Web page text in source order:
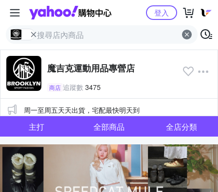
Yahoo購物中心
登入
魔吉克運動用品專營店
商店 追蹤數 3475
公告
周一至周五天天出貨，宅配最快明天到
主打 全部商品 全店分類